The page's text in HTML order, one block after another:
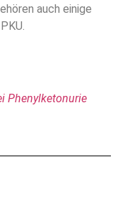
auch einige
Phenylketonurie